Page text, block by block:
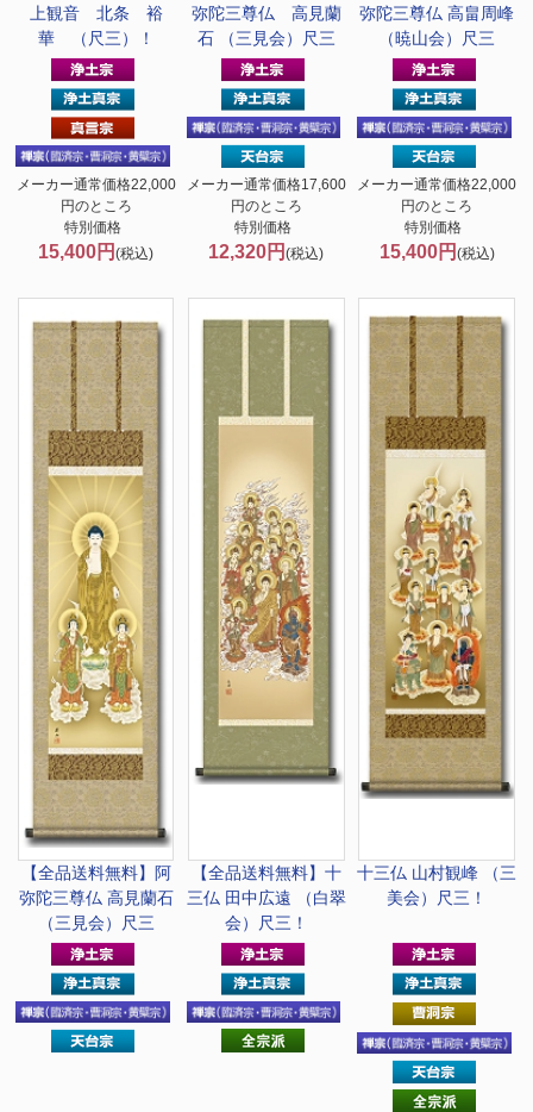
上観音 北条 裕
華 （尺三）！
メーカー通常価格22,000
円のところ
特別価格
15,400円(税込)
弥陀三尊仏 高見蘭
石 （三見会）尺三
メーカー通常価格17,600
円のところ
特別価格
12,320円(税込)
弥陀三尊仏 高畠周峰
（暁山会）尺三
メーカー通常価格22,000
円のところ
特別価格
15,400円 (税込)
【全品送料無料】
阿
弥陀三尊仏 高見蘭石
（三見会）尺三
【全品送料無料】 十
三仏 田中広遠 （白翠
会）尺三！
十三仏 山村観峰 （三
美会）尺三！